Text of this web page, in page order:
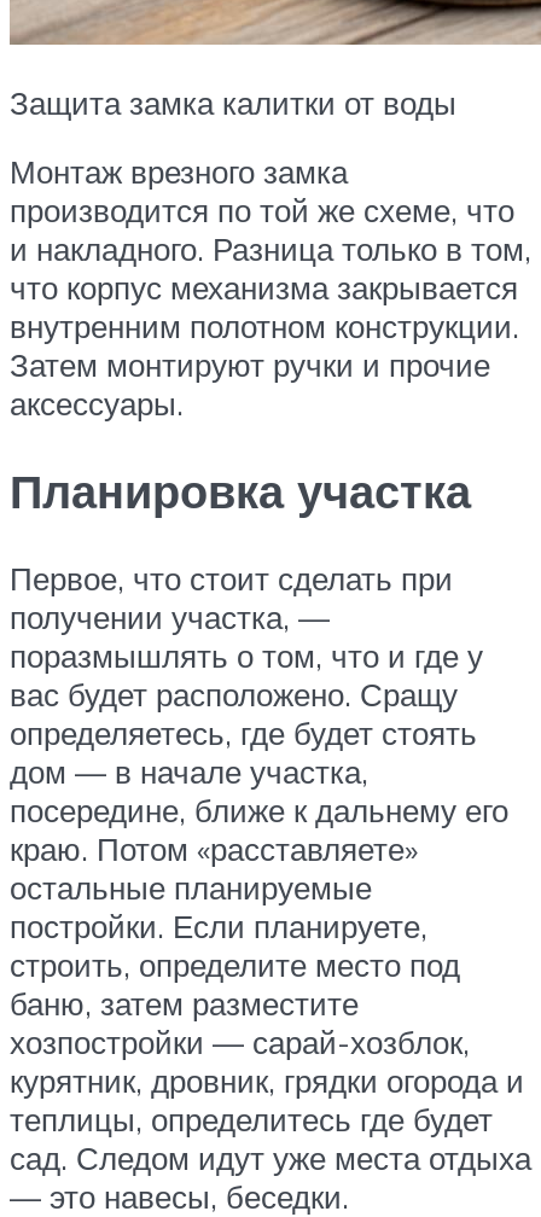
Защита замка калитки от воды
Монтаж врезного замка
производится по той же схеме, что
и накладного. Разница только в том,
что корпус механизма закрывается
внутренним полотном конструкции.
Затем монтируют ручки и прочие
аксессуары.
Планировка участка
Первое, что стоит сделать при
получении участка, —
поразмышлять о том, что и где у
вас будет расположено. Сращу
определяетесь, где будет стоять
дом — в начале участка,
посередине, ближе к дальнему его
краю. Потом «расставляете»
остальные планируемые
постройки. Если планируете,
строить, определите место под
баню, затем разместите
хозпостройки — сарай-хозблок,
курятник, дровник, грядки огорода и
теплицы, определитесь где будет
сад. Следом идут уже места отдыха
— это навесы, беседки.